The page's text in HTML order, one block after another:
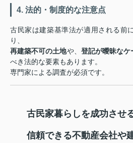
4. 法的・制度的な注意点
古民家は建築基準法が適用される前
り、
再建築不可の土地や、 登記が曖昧なケ
べき法的な要素もあります。
専門家による調査が必須です。
古民家暮らしを成功させ
信頼できる不動産会社や